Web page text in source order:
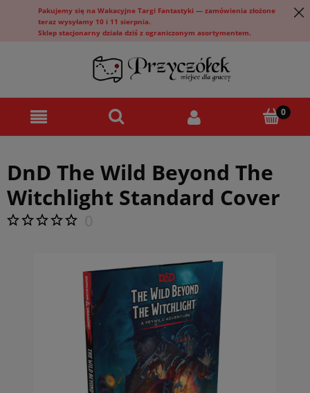
Pakujemy się na Wakacyjne Targi Fantastyki — zamówienia złożone
teraz wysyłamy 10 i 11 sierpnia.
Sklep stacjonarny działa dziś z ograniczonym asortymentem.
DnD The Wild Beyond The
Witchlight Standard Cover